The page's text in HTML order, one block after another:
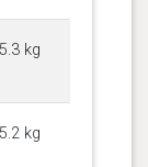
5.3 kg
5.2 kg